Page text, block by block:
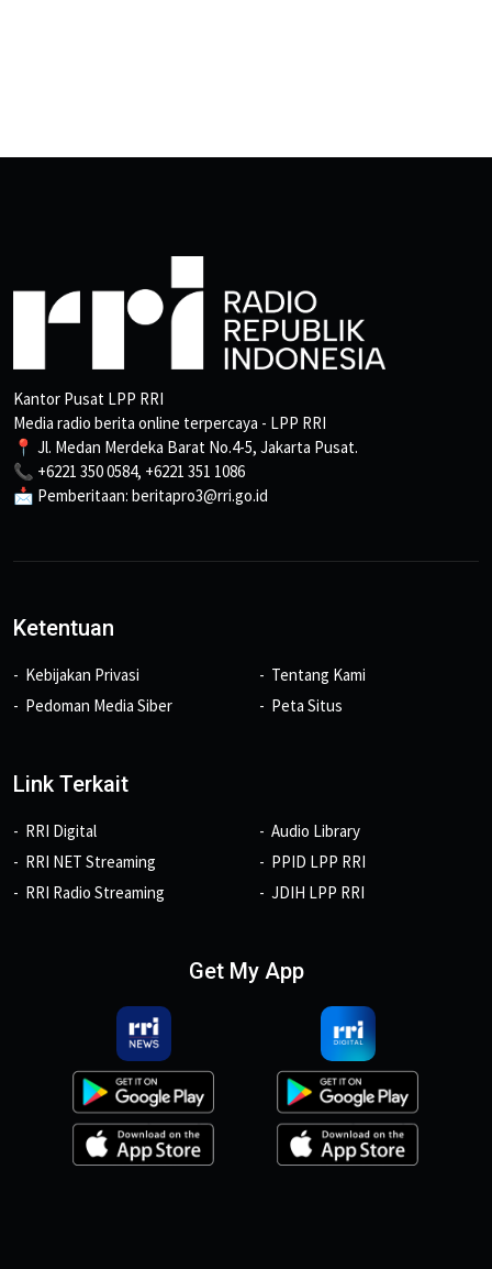
Kantor Pusat LPP RRI
Media radio berita online terpercaya - LPP RRI
📍 Jl. Medan Merdeka Barat No.4-5, Jakarta Pusat.
📞 +6221 350 0584, +6221 351 1086
📩 Pemberitaan: beritapro3@rri.go.id
Ketentuan
Kebijakan Privasi
Pedoman Media Siber
Tentang Kami
Peta Situs
Link Terkait
RRI Digital
RRI NET Streaming
RRI Radio Streaming
Audio Library
PPID LPP RRI
JDIH LPP RRI
Get My App